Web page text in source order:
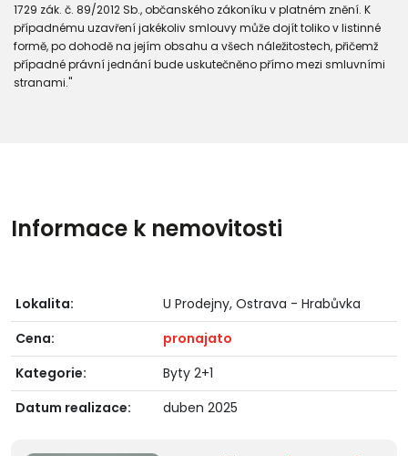
1729 zák. č. 89/2012 Sb., občanského zákoníku v platném znění. K
případnému uzavření jakékoliv smlouvy může dojít toliko v listinné
formě, po dohodě na jejím obsahu a všech náležitostech, přičemž
případné právní jednání bude uskutečněno přímo mezi smluvními
stranami."
Informace k nemovitosti
Lokalita:
U Prodejny, Ostrava - Hrabůvka
Cena:
pronajato
Kategorie:
Byty 2+1
Datum realizace:
duben 2025